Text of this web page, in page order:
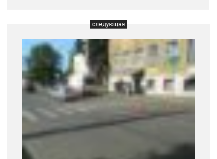
следующая